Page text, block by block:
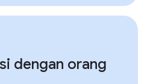
dengan orang